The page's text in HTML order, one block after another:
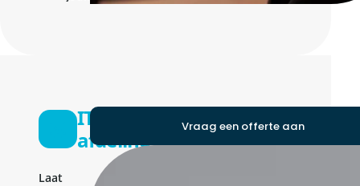
IT-
afdeling
Laat
Vraag een offerte aan